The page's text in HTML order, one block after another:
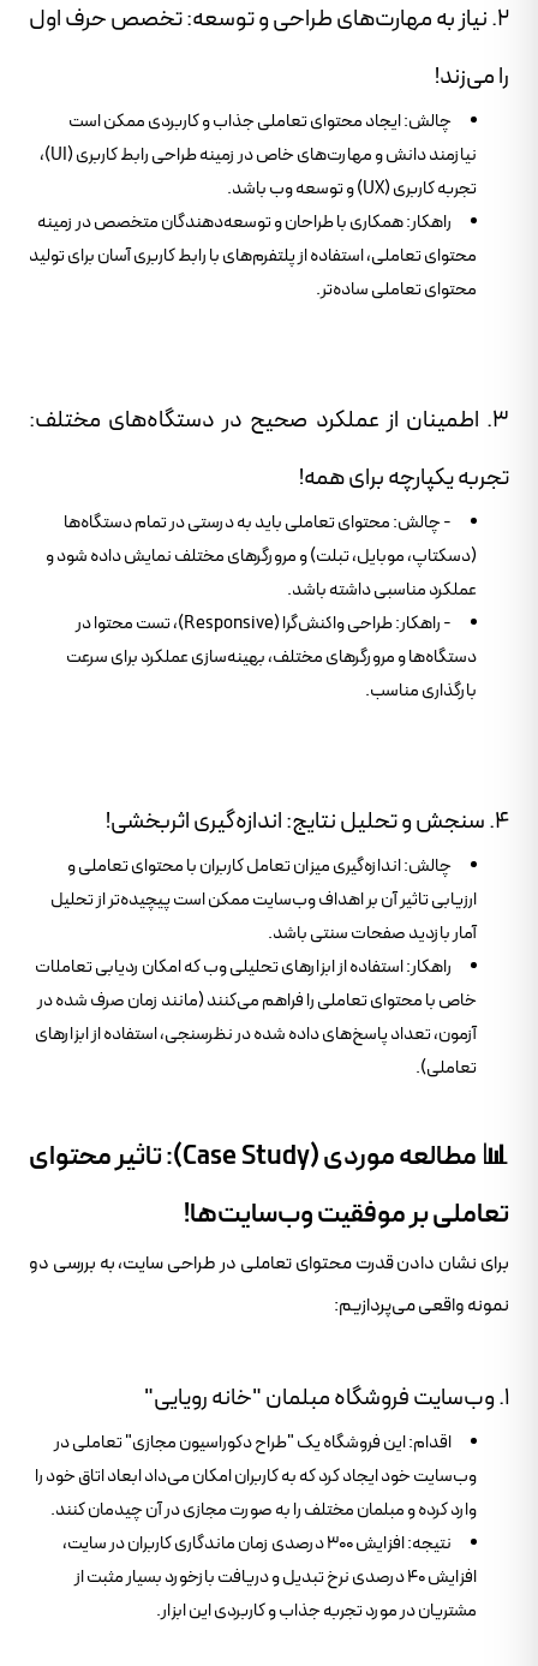
۲. نیاز به مهارت‌های طراحی و توسعه: تخصص حرف اول
را می‌زند!
چالش: ایجاد محتوای تعاملی جذاب و کاربردی ممکن است
نیازمند دانش و مهارت‌های خاص در زمینه طراحی رابط کاربری (UI)،
تجربه کاربری (UX) و توسعه وب باشد.
راهکار: همکاری با طراحان و توسعه‌دهندگان متخصص در زمینه
محتوای تعاملی، استفاده از پلتفرم‌های با رابط کاربری آسان برای تولید
محتوای تعاملی ساده‌تر.
۳. اطمینان از عملکرد صحیح در دستگاه‌های مختلف:
تجربه یکپارچه برای همه!
- چالش: محتوای تعاملی باید به درستی در تمام دستگاه‌ها
(دسکتاپ، موبایل، تبلت) و مرورگرهای مختلف نمایش داده شود و
عملکرد مناسبی داشته باشد.
- راهکار: طراحی واکنش‌گرا (Responsive)، تست محتوا در
دستگاه‌ها و مرورگرهای مختلف، بهینه‌سازی عملکرد برای سرعت
بارگذاری مناسب.
۴. سنجش و تحلیل نتایج: اندازه‌گیری اثربخشی!
چالش: اندازه‌گیری میزان تعامل کاربران با محتوای تعاملی و
ارزیابی تاثیر آن بر اهداف وب‌سایت ممکن است پیچیده‌تر از تحلیل
آمار بازدید صفحات سنتی باشد.
راهکار: استفاده از ابزارهای تحلیلی وب که امکان ردیابی تعاملات
خاص با محتوای تعاملی را فراهم می‌کنند (مانند زمان صرف شده در
آزمون، تعداد پاسخ‌های داده شده در نظرسنجی، استفاده از ابزارهای
تعاملی).
📊 مطالعه موردی (Case Study): تاثیر محتوای
تعاملی بر موفقیت وب‌سایت‌ها!
برای نشان دادن قدرت محتوای تعاملی در طراحی سایت، به بررسی دو
نمونه واقعی می‌پردازیم:
۱. وب‌سایت فروشگاه مبلمان "خانه رویایی"
اقدام: این فروشگاه یک "طراح دکوراسیون مجازی" تعاملی در
وب‌سایت خود ایجاد کرد که به کاربران امکان می‌داد ابعاد اتاق خود را
وارد کرده و مبلمان مختلف را به صورت مجازی در آن چیدمان کنند.
نتیجه: افزایش ۳۰۰ درصدی زمان ماندگاری کاربران در سایت،
افزایش ۴۰ درصدی نرخ تبدیل و دریافت بازخورد بسیار مثبت از
مشتریان در مورد تجربه جذاب و کاربردی این ابزار.